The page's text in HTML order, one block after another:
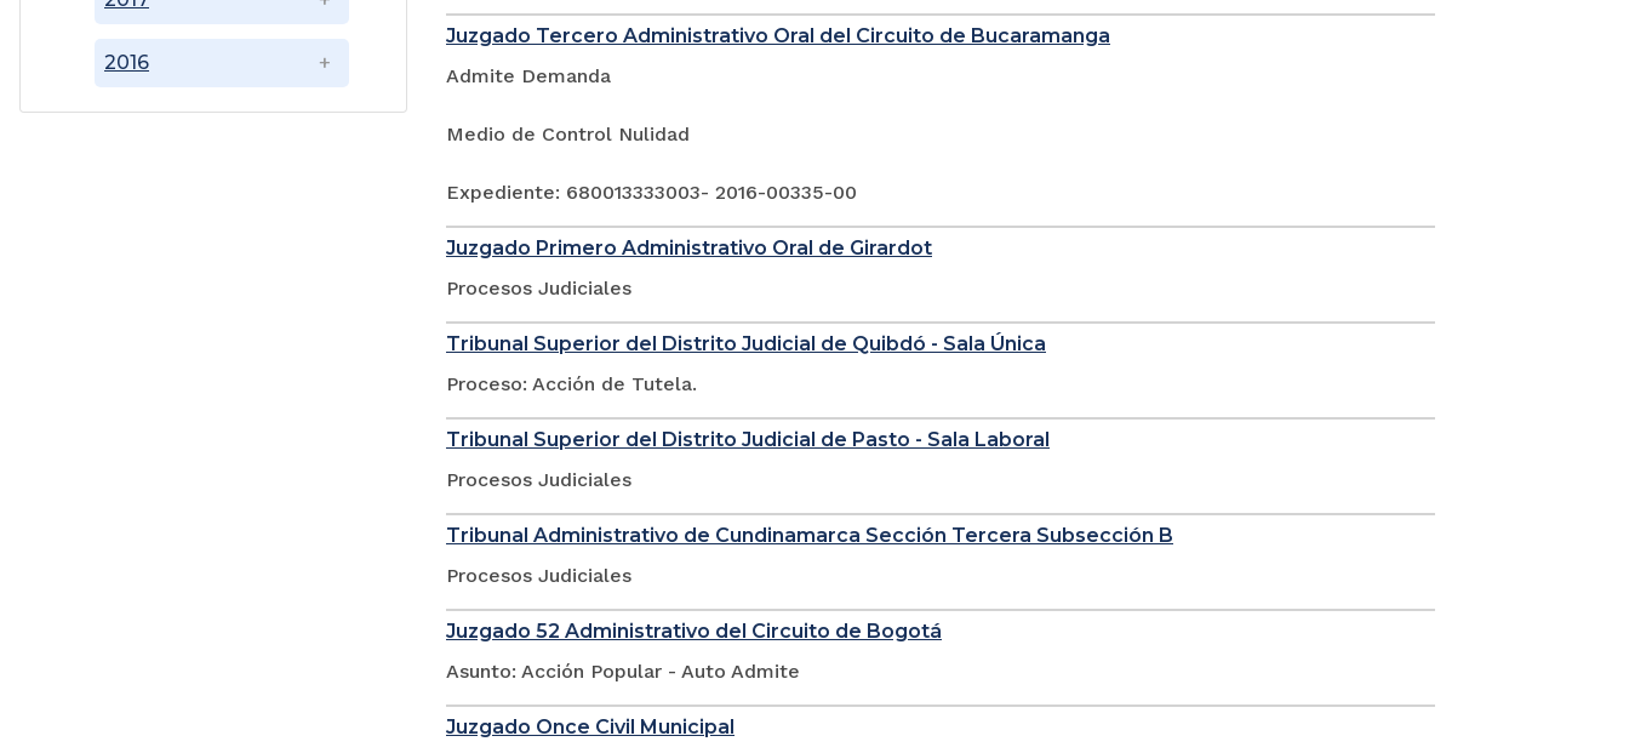
2016
Juzgado Tercero Administrativo Oral del Circuito de Bucaramanga
Admite Demanda
Medio de Control Nulidad
Expediente: 680013333003- 2016-00335-00
Juzgado Primero Administrativo Oral de Girardot
Procesos Judiciales
Tribunal Superior del Distrito Judicial de Quibdó - Sala Única
Proceso: Acción de Tutela.
Tribunal Superior del Distrito Judicial de Pasto - Sala Laboral
Procesos Judiciales
Tribunal Administrativo de Cundinamarca Sección Tercera Subsección B
Procesos Judiciales
Juzgado 52 Administrativo del Circuito de Bogotá
Asunto: Acción Popular - Auto Admite
Juzgado Once Civil Municipal